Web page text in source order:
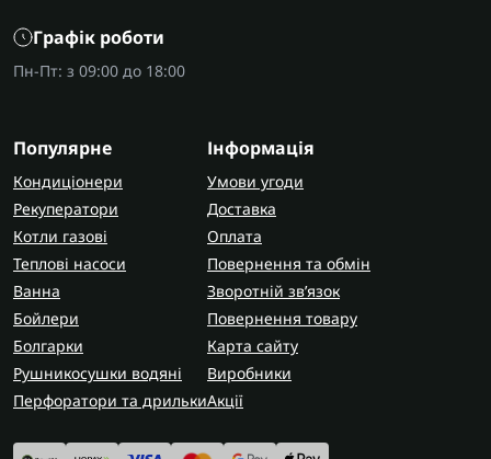
Графік роботи
Пн-Пт: з 09:00 до 18:00
Популярне
Кондиціонери
Рекуператори
Котли газові
Теплові насоси
Ванна
Бойлери
Болгарки
Рушникосушки водяні
Перфоратори та дрильки
Інформація
Умови угоди
Доставка
Оплата
Повернення та обмін
Зворотній зв’язок
Повернення товару
Карта сайту
Виробники
Акції